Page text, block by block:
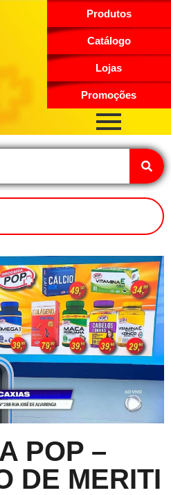
Produtos
Catálogo
Lojas
Promoções
POP –
DE MERITI